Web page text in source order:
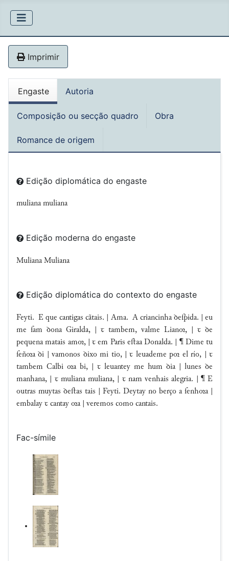
Imprimir
Engaste Autoria
Composição ou secção quadro Obra
Romance de origem
Edição diplomática do engaste
muliana muliana
Edição moderna do engaste
Muliana Muliana
Edição diplomática do contexto do engaste
Feyti. E que cantigas cãtais. | Ama. A criancinha ꝺeſpida. | eu
me ſam ꝺona Giralda, | ꞇ tambem, valme Lian, | ꞇ ꝺe
pequena matais am, | ꞇ em Paris eﬅaa Donalda. | ¶ Dime tu
ſeña ꝺi | vamonos ꝺixo mi tio, | ꞇ leuademe p el río, | ꞇ
tambem Calbi a bi, | ꞇ leuantey me hum ꝺia | lunes ꝺe
manhana, | ꞇ muliana muliana, | ꞇ nam venhais alegria. | ¶ E
outras muytas ꝺeﬅas tais | Feyti. Deytay no berço a ſenha |
embalay ꞇ cantay a | veremos como cantais.
Fac-símile